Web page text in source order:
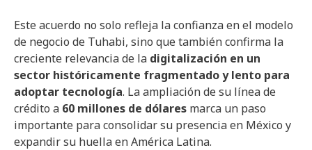
Este acuerdo no solo refleja la confianza en el modelo
de negocio de Tuhabi, sino que también confirma la
creciente relevancia de la digitalización en un
sector históricamente fragmentado y lento para
adoptar tecnología. La ampliación de su línea de
crédito a 60 millones de dólares marca un paso
importante para consolidar su presencia en México y
expandir su huella en América Latina.